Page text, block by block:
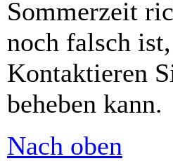
Sommerzeit
noch falsch
Kontaktieren
beheben kann.
Nach oben